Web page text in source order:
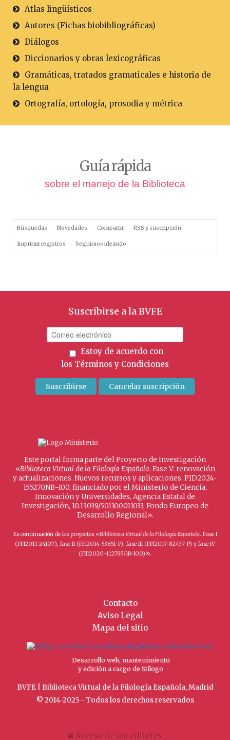
Atlas lingüísticos
Autores (Fichas biobibliográficas)
Diálogos
Diccionarios y obras lexicográficas
Gramáticas, tratados gramaticales e historia de
la lengua
Ortografía, ortología, prosodia y métrica
Guía rápida
sobre el manejo de la Biblioteca
Búsquedas Novedades Compartir RSS y suscripción
Imprimir registros Seguimos ideando
Suscribirse a la BVFE
Estoy de acuerdo con
los Términos y Condiciones
Este portal forma parte del Proyecto de Investigación
«Biblioteca Virtual de la Filología Española. Fase V: renovación
y actualizaciones. Nuevos recursos y aplicaciones. PID2024-
155270NB-I00, financiado por el Ministerio de Ciencia,
Innovación y Universidades, Agencia Estatal de
Investigación, 10.13039/501100011033, Fondo Europeo de
Desarrollo Regional».
Es continuación de los proyectos «Biblioteca Virtual de la Filología Española. Fase I
(FFI2011-24107), fase II (FFI2014-53851-P), fase III (FFI2017-82437-P) y fase IV
(PID2020-112795GB-I00)».
Contacto
Aviso Legal
Mapa del sitio
Desarrollo web, mantenimiento
y edición a cargo de Stílogo
BVFE | Biblioteca Virtual de la Filología Española, Madrid
© 2014-2025 - Todos los derechos reservados
Acceso de los editores